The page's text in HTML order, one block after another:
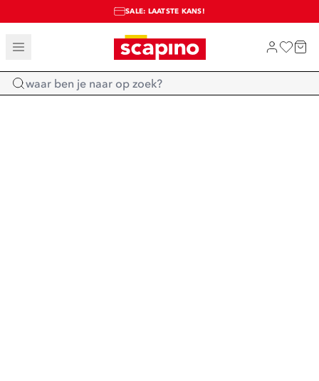
TOT 70% KORTING OP SALE
SALE: LAATSTE KANS!
SHOP NIEUW
Home